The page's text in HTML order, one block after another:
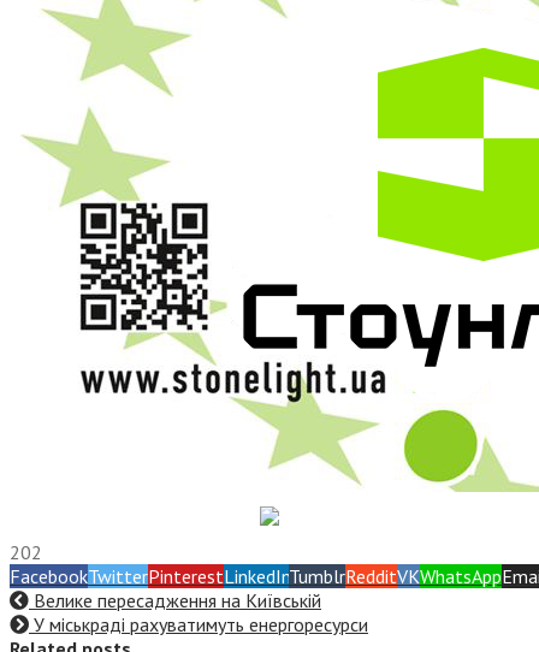
202
FacebookTwitterPinterestLinkedInTumblrRedditVKWhatsApp
Велике пересадження на Київській
У міськраді рахуватимуть енергоресурси